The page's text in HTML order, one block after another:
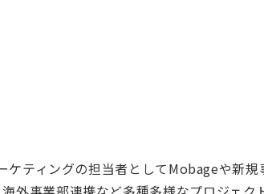
ケティングの担当者としてMobageや新